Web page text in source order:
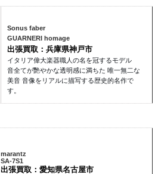
Sonus faber
GUARNERI homage
出張買取：兵庫県神戸市
イタリア偉大楽器職人の名を冠するモデル
音全てが艷やかな透明感に満ちた 唯一無二な
美音 音像をリアルに描写する歴史的名作で
す。
marantz
SA-7S1
出張買取：愛知県名古屋市